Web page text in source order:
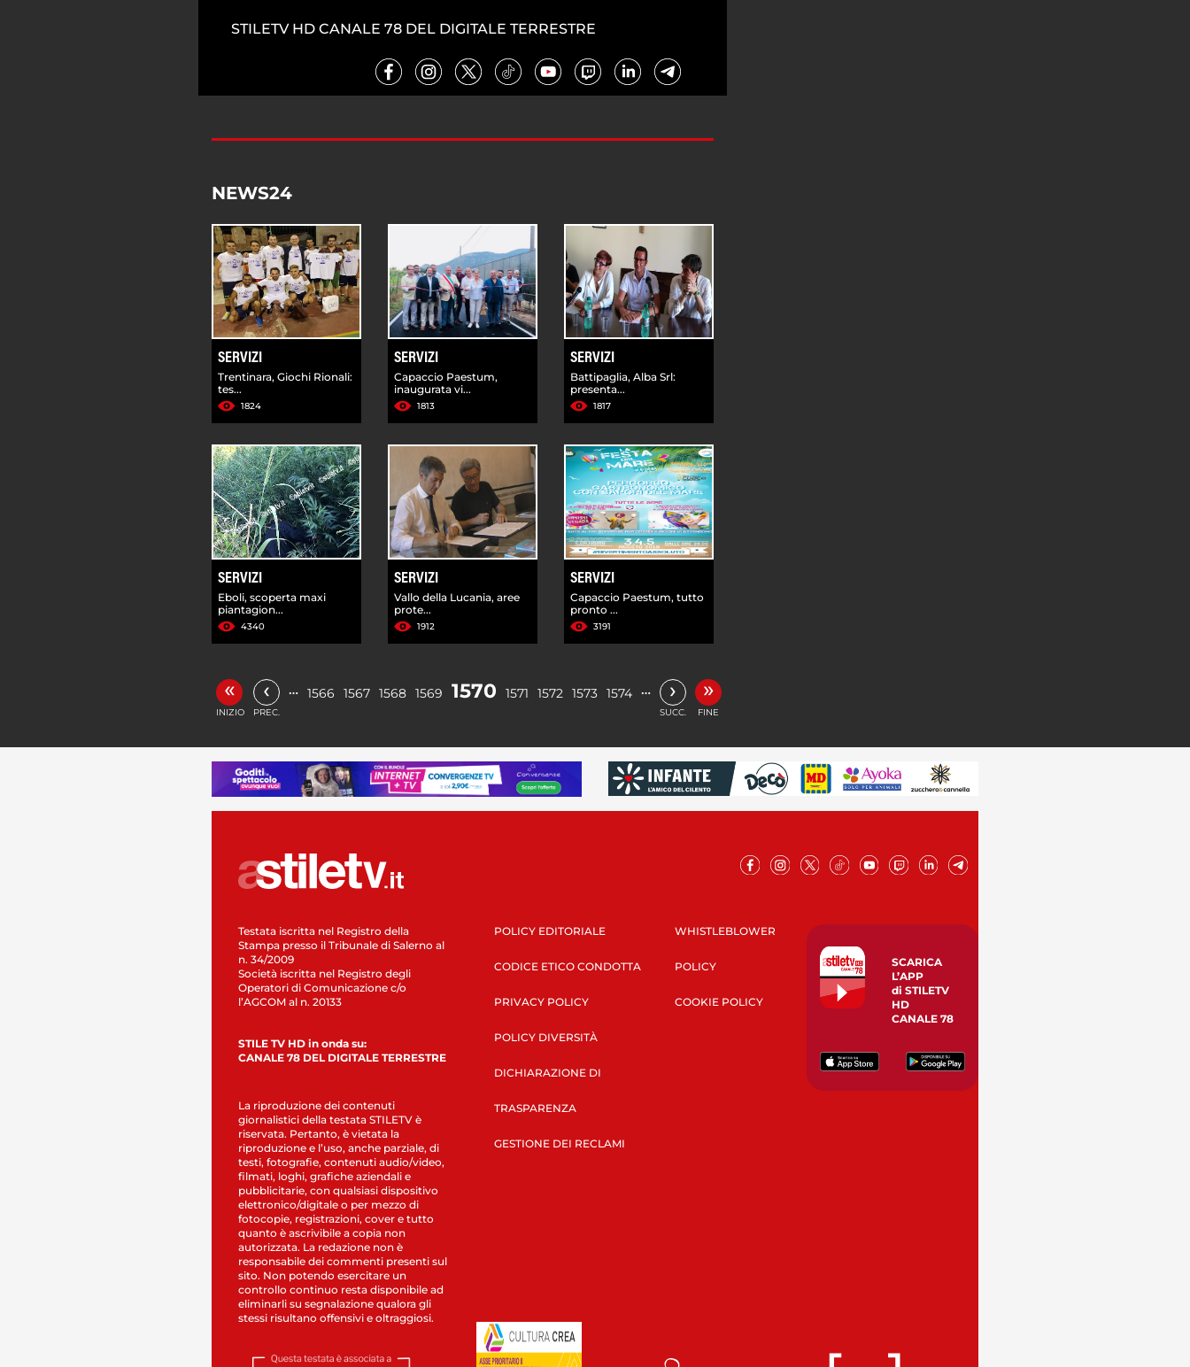
STILETV HD CANALE 78 DEL DIGITALE TERRESTRE
NEWS24
SERVIZI
Trentinara, Giochi Rionali:
tes...
1824
SERVIZI
Capaccio Paestum,
inaugurata vi...
1813
SERVIZI
Battipaglia, Alba Srl:
presenta...
1817
SERVIZI
Eboli, scoperta maxi
piantagion...
4340
SERVIZI
Vallo della Lucania, aree
prote...
1912
SERVIZI
Capaccio Paestum, tutto
pronto ...
3191
«
INIZIO
‹
PREC.
… 1566 1567 1568 1569 1570 1571 1572 1573 1574 … ›
SUCC.
»
FINE
Testata iscritta nel Registro della
Stampa presso il Tribunale di Salerno al
n. 34/2009
Società iscritta nel Registro degli
Operatori di Comunicazione c/o
l’AGCOM al n. 20133
STILE TV HD in onda su:
CANALE 78 DEL DIGITALE TERRESTRE
La riproduzione dei contenuti
giornalistici della testata STILETV è
riservata. Pertanto, è vietata la
riproduzione e l’uso, anche parziale, di
testi, fotografie, contenuti audio/video,
filmati, loghi, grafiche aziendali e
pubblicitarie, con qualsiasi dispositivo
elettronico/digitale o per mezzo di
fotocopie, registrazioni, cover e tutto
quanto è ascrivibile a copia non
autorizzata. La redazione non è
responsabile dei commenti presenti sul
sito. Non potendo esercitare un
controllo continuo resta disponibile ad
eliminarli su segnalazione qualora gli
stessi risultano offensivi e oltraggiosi.
POLICY EDITORIALE
CODICE ETICO CONDOTTA
PRIVACY POLICY
POLICY DIVERSITÀ
DICHIARAZIONE DI
TRASPARENZA
GESTIONE DEI RECLAMI
WHISTLEBLOWER
POLICY
COOKIE POLICY
SCARICA
L’APP
di STILETV
HD
CANALE 78